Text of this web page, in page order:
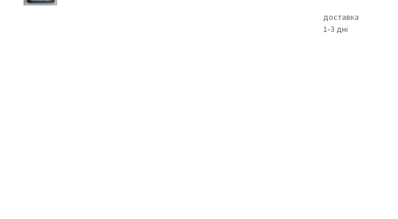
доставка
1‑3 дні